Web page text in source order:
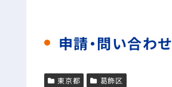
申請・問い合わせ
東京都 葛飾区